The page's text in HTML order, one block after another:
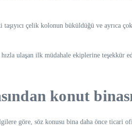
taşıyıcı çelik kolonun büküldüğü ve ayrıca
ulaşan ilk müdahale ekiplerine teşekkür
konut
göre, söz konusu bina daha önce ticari